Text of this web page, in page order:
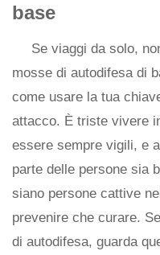
base
Se viaggi da solo,
mosse di autodifesa di
come usare la tua
attacco. È triste vivere
essere sempre vigili, e
parte delle persone sia
siano persone cattive
prevenire che curare.
di autodifesa, guarda